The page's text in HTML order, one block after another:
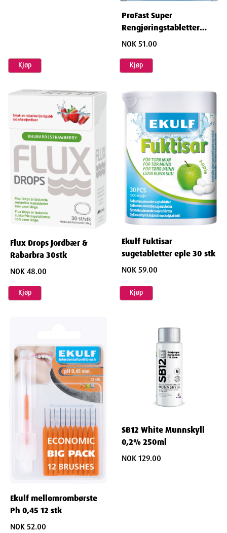
Kjøp
ProFast Super
Rengjøringstabletter
32stk
NOK 51.00
Kjøp
Flux Drops Jordbær &
Rabarbra 30stk
NOK 48.00
Kjøp
Ekulf Fuktisar
sugetabletter eple 30 stk
NOK 59.00
Kjøp
Ekulf mellomrombørste
Ph 0,45 12 stk
NOK 52.00
SB12 White Munnskyll
0,2% 250ml
NOK 129.00